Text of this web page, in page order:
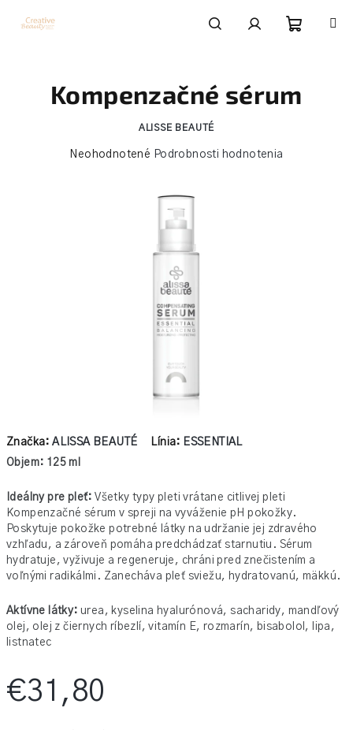
košík
Značka:ALISSA BEAUTÉ Línia: ESSENTIAL
Objem: 125 ml
Ideálny pre pleť:Všetky typy pleti vrátane citlivej pleti
Kompenzačné sérum v spreji na vyváženie pH pokožky.
Poskytuje pokožke potrebné látky na udržanie jej zdravého
vzhľadu, a zároveň pomáha predchádzať starnutiu. Sérum
hydratuje, vyživuje a regeneruje, chráni pred znečistením a
voľnými radikálmi. Zanecháva pleť sviežu, hydratovanú, mäkkú.
Aktívne látky: urea, kyselina hyalurónová, sacharidy, mandľový
olej, olej z čiernych ríbezlí, vitamín E, rozmarín, bisabolol, lipa,
listnatec
€31,80
Kompenzačné sérum
ALISSE BEAUTÉ
Priemerné
Neohodnotené Podrobnosti hodnotenia